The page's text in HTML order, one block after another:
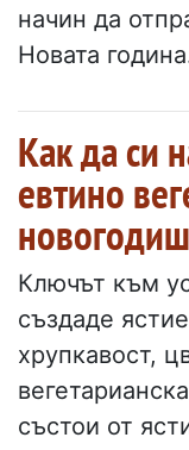
начин да
Новата
Как да си
евтино
Ключът към
създаде
хрупкавост,
състои от